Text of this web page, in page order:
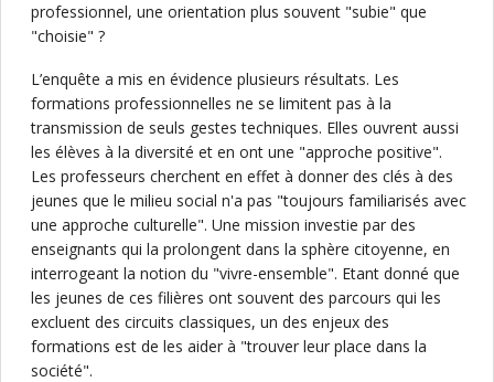
professionnel, une orientation plus souvent "subie" que
"choisie" ?
L’enquête a mis en évidence plusieurs résultats. Les
formations professionnelles ne se limitent pas à la
transmission de seuls gestes techniques. Elles ouvrent aussi
les élèves à la diversité et en ont une "approche positive".
Les professeurs cherchent en effet à donner des clés à des
jeunes que le milieu social n'a pas "toujours familiarisés avec
une approche culturelle". Une mission investie par des
enseignants qui la prolongent dans la sphère citoyenne, en
interrogeant la notion du "vivre-ensemble". Etant donné que
les jeunes de ces filières ont souvent des parcours qui les
excluent des circuits classiques, un des enjeux des
formations est de les aider à "trouver leur place dans la
société".